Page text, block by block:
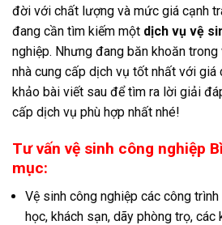
đời với chất lượng và mức giá cạnh
đang cần tìm kiếm một dịch vụ vệ
nghiệp. Nhưng đang băn khoăn
nhà cung cấp dịch vụ tốt nhất với giá
khảo bài viết sau để tìm ra lời giải
cấp dịch vụ phù hợp nhất nhé!
Tư vấn vệ sinh công nghiệp
mục:
Vệ sinh công nghiệp các công
học, khách sạn, dãy phòng trọ, các